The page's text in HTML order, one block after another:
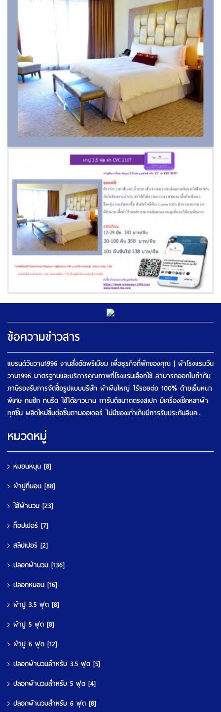
ข้อความข่าวสาร
แบรนด์วันวาน1996 งานสั่งตัดพรีเมียม เพื่อธุรกิจที่พักของคุณ | ผ้าโรงแรมวัน
วาน1996 มาตรฐานและบริการคุณภาพที่โรงแรมเลือกใช้ สามารถออกใบกำกับ
ภาษีรองรับการจัดซื้อรูปแบบบริษัท ผ้าผืนใหญ่ ไร้รอยต่อ 100% ด้ายเย็บหนา
พิเศษ ทนซัก ทนรีด ใช้ได้ยาวนาน การันตีขนาดตรงสเปก มีเครื่องเช็คหลาผ้า
ทุกชิ้น ผลิตใหม่ชิ้นต่อชิ้นตามออเดอร์ ไม่มีของเก่าเก็บมีการรับประกันสินค...
หมวดหมู่
หมอนหนุน [8]
ผ้าปูที่นอน [88]
ใส้ผ้านวม [23]
ท็อปเปอร์ [7]
สลิปเปอร์ [2]
ปลอกผ้านวม [136]
ปลอกหมอน [16]
ผ้าปู 3.5 ฟุต [8]
ผ้าปู 5 ฟุต [8]
ผ้าปู 6 ฟุต [12]
ปลอกผ้านวมสำหรับ 3.5 ฟุต [5]
ปลอกผ้านวมสำหรับ 5 ฟุต [4]
ปลอกผ้านวมสำหรับ 6 ฟุต [8]